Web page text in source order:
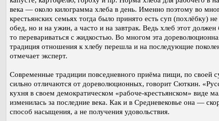
века — около килограмма хлеба в день. Именно поэтому во
крестьянских семьях тогда было принято есть суп (похлёбку) не
обед, но и на ужин, а часто и на завтрак. Ведь хлеб этот должен
то перевариваться с жидкостью. Во многом эта
традиция отношения к хлебу перешла и на последующие
отмечает эксперт.
Современные традиции повседневного приёма пищи, по своей
сильно отличаются от дореволюционных, говорит Сюткин.
кухня в своем демократическом «рабоче-крестьянском» виде
изменилась за последние века. Как и в Средневековье она —
способ насыщения, а не получения удовольствия.